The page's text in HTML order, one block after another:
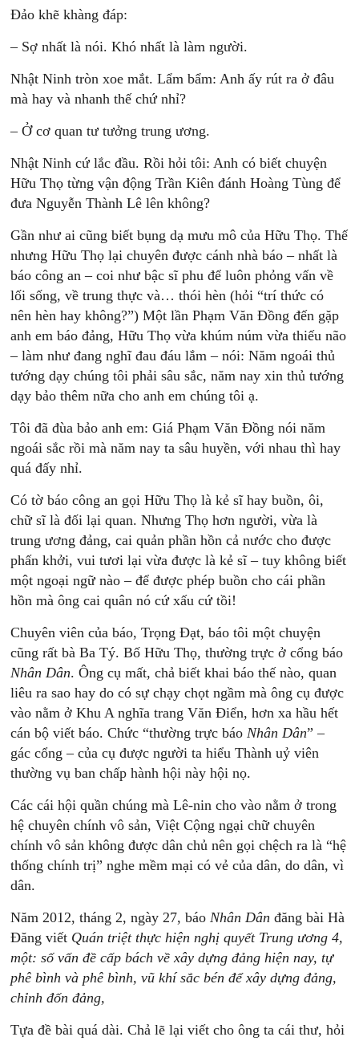
Đảo khẽ khàng đáp:
– Sợ nhất là nói. Khó nhất là làm người.
Nhật Ninh tròn xoe mắt. Lẩm bẩm: Anh ấy rút ra ở đâu
mà hay và nhanh thế chứ nhỉ?
– Ở cơ quan tư tưởng trung ương.
Nhật Ninh cứ lắc đầu. Rồi hỏi tôi: Anh có biết chuyện
Hữu Thọ từng vận động Trần Kiên đánh Hoàng Tùng để
đưa Nguyễn Thành Lê lên không?
Gần như ai cũng biết bụng dạ mưu mô của Hữu Thọ. Thế
nhưng Hữu Thọ lại chuyên được cánh nhà báo – nhất là
báo công an – coi như bậc sĩ phu để luôn phỏng vấn về
lối sống, về trung thực và… thói hèn (hỏi “trí thức có
nên hèn hay không?”) Một lần Phạm Văn Đồng đến gặp
anh em báo đảng, Hữu Thọ vừa khúm núm vừa thiếu não
– làm như đang nghĩ đau đáu lắm – nói: Năm ngoái thủ
tướng dạy chúng tôi phải sâu sắc, năm nay xin thủ tướng
dạy bảo thêm nữa cho anh em chúng tôi ạ.
Tôi đã đùa bảo anh em: Giá Phạm Văn Đồng nói năm
ngoái sắc rồi mà năm nay ta sâu huyền, với nhau thì hay
quá đấy nhỉ.
Có tờ báo công an gọi Hữu Thọ là kẻ sĩ hay buồn, ôi,
chữ sĩ là đối lại quan. Nhưng Thọ hơn người, vừa là
trung ương đảng, cai quản phần hồn cả nước cho được
phấn khởi, vui tươi lại vừa được là kẻ sĩ – tuy không biết
một ngoại ngữ nào – để được phép buồn cho cái phần
hồn mà ông cai quân nó cứ xấu cứ tồi!
Chuyên viên của báo, Trọng Đạt, báo tôi một chuyện
cũng rất bà Ba Tý. Bố Hữu Thọ, thường trực ở cổng báo
Nhân Dân. Ông cụ mất, chả biết khai báo thế nào, quan
liêu ra sao hay do có sự chạy chọt ngầm mà ông cụ được
vào nằm ở Khu A nghĩa trang Văn Điển, hơn xa hầu hết
cán bộ viết báo. Chức “thường trực báoNhân Dân” –
gác cổng – của cụ được người ta hiểu Thành uỷ viên
thường vụ ban chấp hành hội này hội nọ.
Các cái hội quần chúng mà Lê-nin cho vào nằm ở trong
hệ chuyên chính vô sản, Việt Cộng ngại chữ chuyên
chính vô sản không được dân chủ nên gọi chệch ra là “hệ
thống chính trị” nghe mềm mại có vẻ của dân, do dân, vì
dân.
Năm 2012, tháng 2, ngày 27, báoNhân Dân đăng bài Hà
Đăng viết Quán triệt thực hiện nghị quyết Trung ương 4,
một: số vấn đề cấp bách về xây dựng đảng hiện nay, tự
phê bình và phê bình, vũ khí sắc bén để xây dựng đảng,
chỉnh đốn đảng,
Tựa đề bài quá dài. Chả lẽ lại viết cho ông ta cái thư, hỏi